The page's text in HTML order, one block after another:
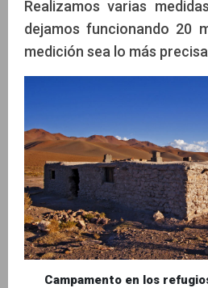
Realizamos varias
dejamos funcionando 20
medición sea lo más
Campamento en los